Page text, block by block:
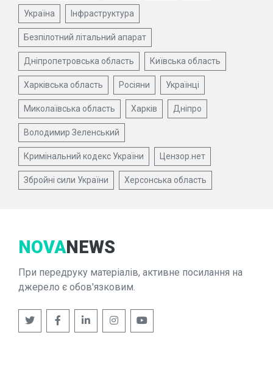
Україна Інфраструктура
Безпілотний літальний апарат
Дніпропетровська область Київська область
Харківська область Росіяни Українці
Миколаївська область Харків Дніпро
Володимир Зеленський
Кримінальний кодекс України Цензор.нет
Збройні сили України Херсонська область
NOVANEWS
При передруку матеріалів, активне посилання на
джерело є обов'язковим.